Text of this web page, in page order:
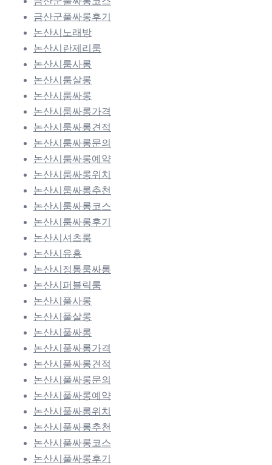
금산군풀싸롱후기
논산시노래방
논산시란제리룸
논산시룸사롱
논산시룸살롱
논산시룸싸롱
논산시룸싸롱가격
논산시룸싸롱견적
논산시룸싸롱문의
논산시룸싸롱예약
논산시룸싸롱위치
논산시룸싸롱추천
논산시룸싸롱코스
논산시룸싸롱후기
논산시셔츠룸
논산시유흥
논산시정통룸싸롱
논산시퍼블릭룸
논산시풀사롱
논산시풀살롱
논산시풀싸롱
논산시풀싸롱가격
논산시풀싸롱견적
논산시풀싸롱문의
논산시풀싸롱예약
논산시풀싸롱위치
논산시풀싸롱추천
논산시풀싸롱코스
논산시풀싸롱후기